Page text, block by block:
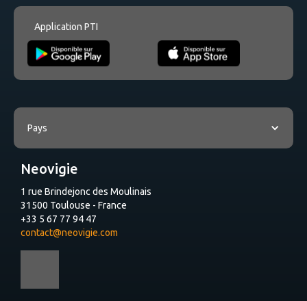
Application PTI
Pays
Neovigie
1 rue Brindejonc des Moulinais
31500 Toulouse - France
+33 5 67 77 94 47
contact@neovigie.com